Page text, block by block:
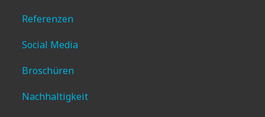
Referenzen
Social Media
Broschüren
Nachhaltigkeit